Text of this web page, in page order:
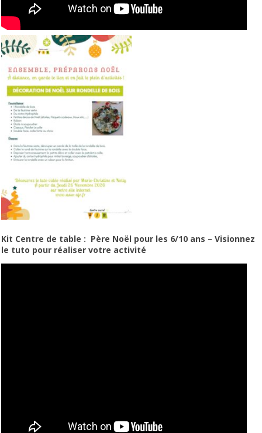
Kit Centre de table : Père Noël pour les 6/10 ans – Visionnez
le tuto pour réaliser votre activité